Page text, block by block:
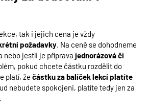
tak i jejich cena je vždy
požadavky. Na ceně se dohodneme
nebo jestli je příprava jednorázová či
pokud chcete částku rozdělit do
platí, že částku za balíček lekcí platíte
nebudete spokojeni, platíte tedy jen za